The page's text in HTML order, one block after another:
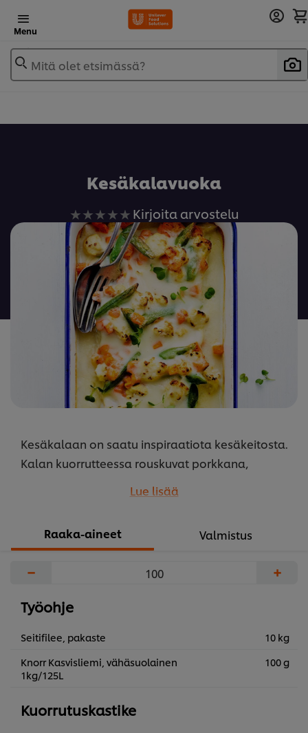
Menu
Mitä olet etsimässä?
Kesäkalavuoka
Ei
arvioita
tälle
recipe
Kirjoita arvostelu
Kesäkalaan on saatu inspiraatiota kesäkeitosta.
Kalan kuorrutteessa rouskuvat porkkana,
loheen saa ruoasta juhlavamman.
Lue lisää
Raaka-aineet Valmistus
− +
Työohje
Seitifilee, pakaste
10 kg
Knorr Kasvisliemi, vähäsuolainen
1kg/125L
100 g
Kuorrutuskastike